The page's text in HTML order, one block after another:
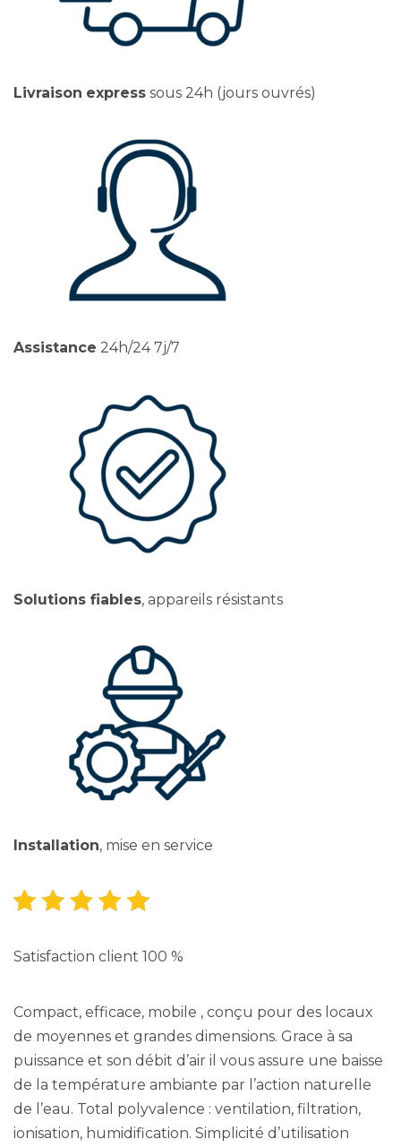
Livraison express sous 24h (jours ouvrés)
Assistance 24h/24 7j/7
Solutions fiables, appareils résistants
Installation, mise en service
Satisfaction client 100 %
Compact, efficace, mobile , conçu pour des locaux
de moyennes et grandes dimensions. Grace à sa
puissance et son débit d’air il vous assure une baisse
de la température ambiante par l’action naturelle
de l’eau. Total polyvalence : ventilation, filtration,
ionisation, humidification. Simplicité d’utilisation